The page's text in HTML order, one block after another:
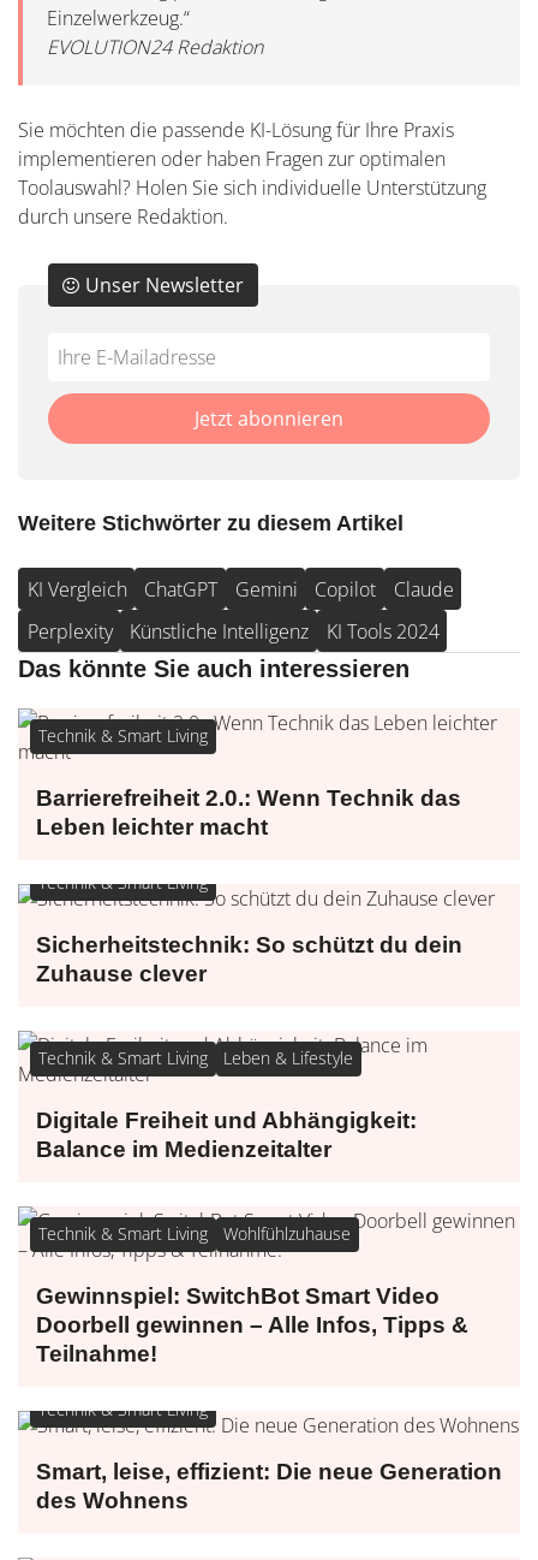
Einzelwerkzeug.“
EVOLUTION24 Redaktion
Sie möchten die passende KI-Lösung für Ihre Praxis
implementieren oder haben Fragen zur optimalen
Toolauswahl? Holen Sie sich individuelle Unterstützung
durch unsere Redaktion.
Do
fill
this
Unser Newsletter
*Ihre
Mailadresse:
Jetzt abonnieren
Weitere Stichwörter zu diesem Artikel
KI Vergleich ChatGPT Gemini Copilot
Claude
Perplexity
Künstliche Intelligenz
KI Tools 2024
Das könnte Sie auch interessieren
Technik & Smart Living
Barrierefreiheit 2.0.: Wenn Technik das
Leben leichter macht
Technik & Smart Living
Sicherheitstechnik: So schützt du dein
Zuhause clever
Technik & Smart Living Leben & Lifestyle
Digitale Freiheit und Abhängigkeit:
Balance im Medienzeitalter
Technik & Smart Living Wohlfühlzuhause
Gewinnspiel: SwitchBot Smart Video
Doorbell gewinnen – Alle Infos, Tipps &
Teilnahme!
Technik & Smart Living
Smart, leise, effizient: Die neue Generation
des Wohnens